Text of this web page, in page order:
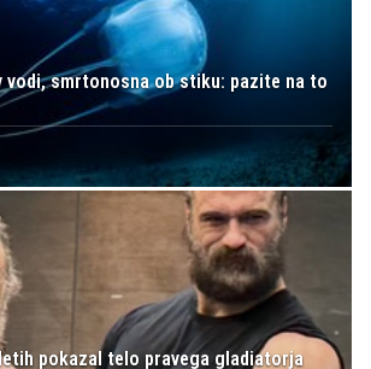
vodi, smrtonosna ob stiku: pazite na to
pokazal telo pravega gladiatorja